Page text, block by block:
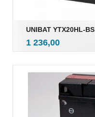
UNIBAT YTX20HL-BS
Pris
1 236,00mva.